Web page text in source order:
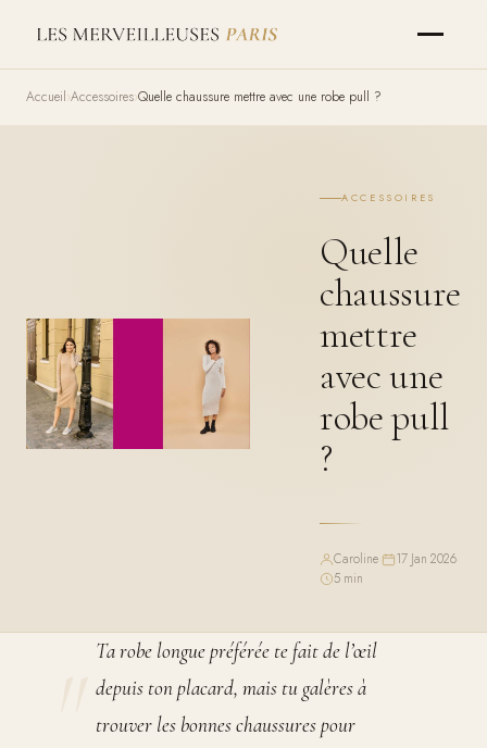
Accueil Accessoires Quelle chaussure mettre avec une robe pull ?
ACCESSOIRES
Quelle
chaussure
mettre
avec une
robe pull
?
Caroline 17 Jan 2026
5 min
Ta robe longue préférée te fait de l’œil
depuis ton placard, mais tu galères à
trouver les bonnes chaussures pour